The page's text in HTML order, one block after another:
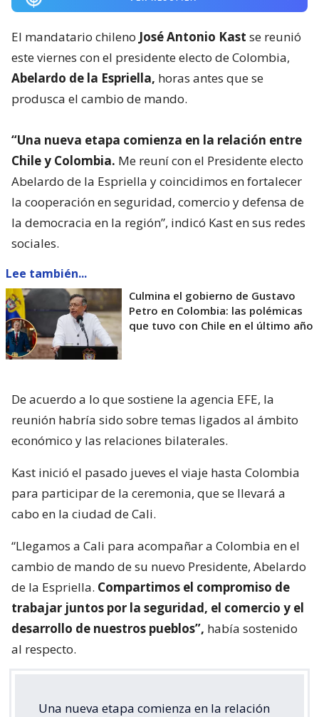
El mandatario chileno José Antonio Kast se reunió
este viernes con el presidente electo de Colombia,
Abelardo de la Espriella, horas antes que se
produsca el cambio de mando.
“Una nueva etapa comienza en la relación entre
Chile y Colombia. Me reuní con el Presidente electo
Abelardo de la Espriella y coincidimos en fortalecer
la cooperación en seguridad, comercio y defensa de
la democracia en la región”, indicó Kast en sus redes
sociales.
Lee también...
Culmina el gobierno de Gustavo
Petro en Colombia: las polémicas
que tuvo con Chile en el último año
De acuerdo a lo que sostiene la agencia EFE, la
reunión habría sido sobre temas ligados al ámbito
económico y las relaciones bilaterales.
Kast inició el pasado jueves el viaje hasta Colombia
para participar de la ceremonia, que se llevará a
cabo en la ciudad de Cali.
“Llegamos a Cali para acompañar a Colombia en el
cambio de mando de su nuevo Presidente, Abelardo
de la Espriella. Compartimos el compromiso de
trabajar juntos por la seguridad, el comercio y el
desarrollo de nuestros pueblos”, había sostenido
al respecto.
Una nueva etapa comienza en la relación